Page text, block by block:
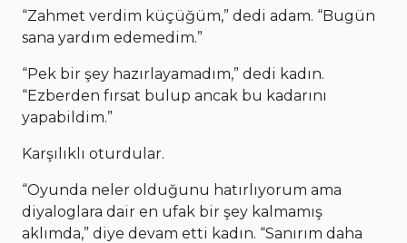
“Zahmet verdim küçüğüm,” dedi adam. “Bugün
sana yardım edemedim.”
“Pek bir şey hazırlayamadım,” dedi kadın.
“Ezberden fırsat bulup ancak bu kadarını
yapabildim.”
Karşılıklı oturdular.
“Oyunda neler olduğunu hatırlıyorum ama
diyaloglara dair en ufak bir şey kalmamış
aklımda,” diye devam etti kadın. “Sanırım daha